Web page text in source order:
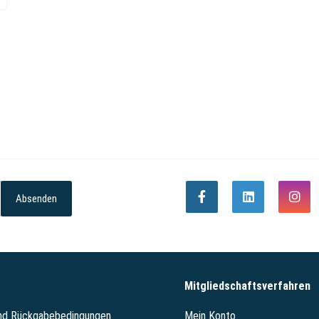
Absenden
Rückgabebedingungen
Mitgliedschaftsverfahren
Mein Konto